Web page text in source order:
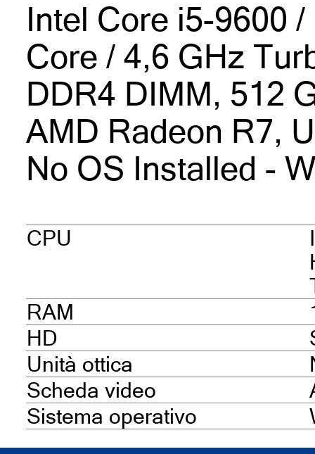
Intel Core i5-9600
Core / 4,6 GHz
DDR4 DIMM, 512
AMD Radeon R7,
No OS Installed -
CPU
RAM
HD
Unità ottica
Scheda video
Sistema operativo